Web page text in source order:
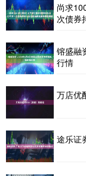
尚求
次债券
镕盛融
行情
万店优
途乐证